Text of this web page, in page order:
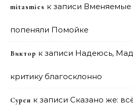
mitasmies к записи Вменяемые
попеняли Помойке
Виктор к записи Надеюсь,
критику благосклонно
Сурен к записи Сказано же: